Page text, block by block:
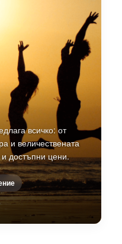
всичко: от
и величествената
достъпни цени.